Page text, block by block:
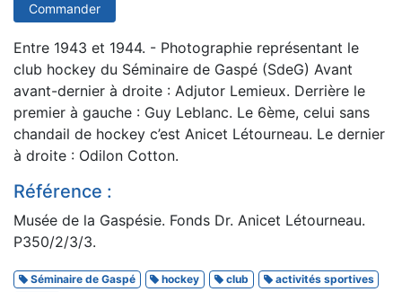
Commander
Entre 1943 et 1944. - Photographie représentant le
club hockey du Séminaire de Gaspé (SdeG) Avant
avant-dernier à droite : Adjutor Lemieux. Derrière le
premier à gauche : Guy Leblanc. Le 6ème, celui sans
chandail de hockey c’est Anicet Létourneau. Le dernier
à droite : Odilon Cotton.
Référence :
Musée de la Gaspésie. Fonds Dr. Anicet Létourneau.
P350/2/3/3.
Séminaire de Gaspé hockey club
activités sportives